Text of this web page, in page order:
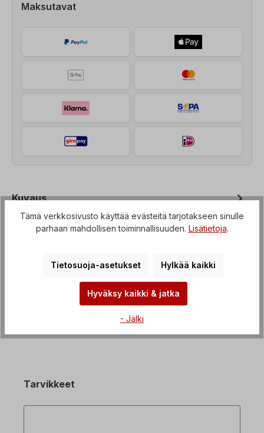
Maksutavat
Kuvaus
Kierteinen hammaspyörämoottori, jossa on
mahdollisuus laippakiinnitykseen B3-B35, Jännite=3
Ominaisuudet
Tarvikkeet
Tämä verkkosivusto käyttää evästeitä tarjotakseen sinulle
parhaan mahdollisen toiminnallisuuden. Lisätietoja.
Tietosuoja-asetukset Hylkää kaikki
Hyväksy kaikki & jatka
- Jälki